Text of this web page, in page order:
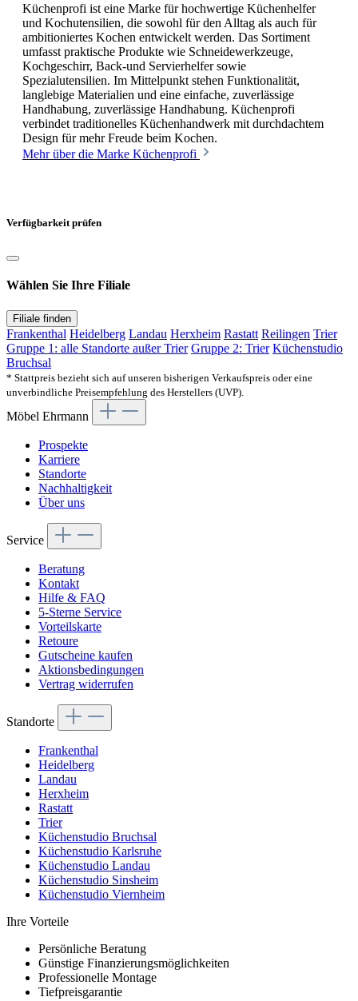
Küchenprofi ist eine Marke für hochwertige Küchenhelfer
und Kochutensilien, die sowohl für den Alltag als auch für
ambitioniertes Kochen entwickelt werden. Das Sortiment
umfasst praktische Produkte wie Schneidewerkzeuge,
Kochgeschirr, Back-und Servierhelfer sowie
Spezialutensilien. Im Mittelpunkt stehen Funktionalität,
langlebige Materialien und eine einfache, zuverlässige
Handhabung, zuverlässige Handhabung. Küchenprofi
verbindet traditionelles Küchenhandwerk mit durchdachtem
Design für mehr Freude beim Kochen.
Mehr über die Marke Küchenprofi
Verfügbarkeit prüfen
Wählen Sie Ihre Filiale
Filiale finden
Frankenthal Heidelberg Landau Herxheim Rastatt Reilingen Trier
Gruppe 1: alle Standorte außer Trier Gruppe 2: Trier Küchenstudio
Bruchsal
* Stattpreis bezieht sich auf unseren bisherigen Verkaufspreis oder eine
unverbindliche Preisempfehlung des Herstellers (UVP).
Möbel Ehrmann
Prospekte
Karriere
Standorte
Nachhaltigkeit
Über uns
Service
Beratung
Kontakt
Hilfe & FAQ
5-Sterne Service
Vorteilskarte
Retoure
Gutscheine kaufen
Aktionsbedingungen
Vertrag widerrufen
Standorte
Frankenthal
Heidelberg
Landau
Herxheim
Rastatt
Trier
Küchenstudio Bruchsal
Küchenstudio Karlsruhe
Küchenstudio Landau
Küchenstudio Sinsheim
Küchenstudio Viernheim
Ihre Vorteile
Persönliche Beratung
Günstige Finanzierungsmöglichkeiten
Professionelle Montage
Tiefpreisgarantie